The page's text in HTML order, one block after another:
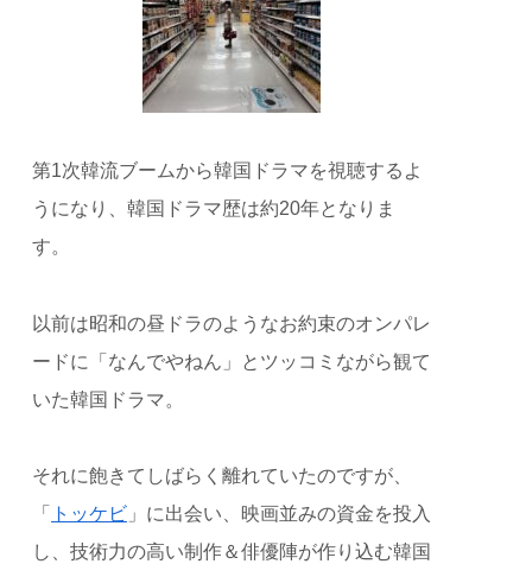
第1次韓流ブームから韓国ドラマを視聴するよ
うになり、韓国ドラマ歴は約20年となりま
す。
以前は昭和の昼ドラのようなお約束のオンパレ
ードに「なんでやねん」とツッコミながら観て
いた韓国ドラマ。
それに飽きてしばらく離れていたのですが、
「 トッケビ 」に出会い、映画並みの資金を投入
し、技術力の高い制作＆俳優陣が作り込む韓国